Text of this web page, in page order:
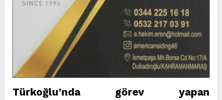
Türkoğlu’nda görev yapan